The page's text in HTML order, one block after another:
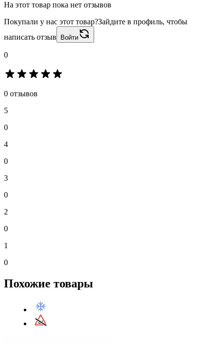
На этот товар пока нет отзывов
Покупали у нас этот товар?Зайдите в профиль, чтобы
написать отзыв
Войти
0
0 отзывов
5
0
4
0
3
0
2
0
1
0
Похожие товары